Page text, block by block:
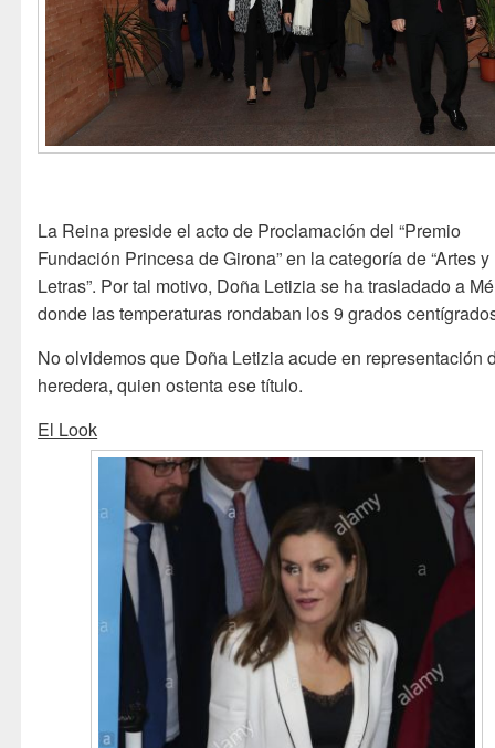
La Reina preside el acto de Proclamación del “Premio
Fundación Princesa de Girona” en la categoría de “Artes y
Letras”. Por tal motivo, Doña Letizia se ha trasladado a
donde las temperaturas rondaban los 9 grados
No olvidemos que Doña Letizia acude en representación
heredera, quien ostenta ese título.
El Look